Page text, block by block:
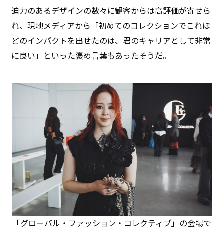
迫力のあるデザインの数々に観客からは高評価が寄せら
れ、現地メディアから「初めてのコレクションでこれほ
どのインパクトを出せたのは、君のキャリアとして非常
に良い」といった褒め言葉もあったそうだ。
「グローバル・ファッション・コレクティブ」の会場で